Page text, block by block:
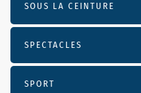
SOUS LA CEINTURE
SPECTACLES
SPORT